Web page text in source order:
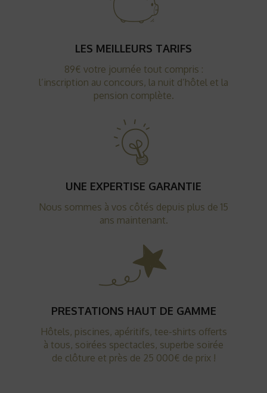
LES MEILLEURS TARIFS
89€ votre journée tout compris :
l’inscription au concours, la nuit d’hôtel et la
pension complète.
UNE EXPERTISE GARANTIE
Nous sommes à vos côtés depuis plus de 15
ans maintenant.
PRESTATIONS HAUT DE GAMME
Hôtels, piscines, apéritifs, tee-shirts offerts
à tous, soirées spectacles, superbe soirée
de clôture et près de 25 000€ de prix !